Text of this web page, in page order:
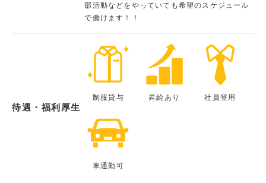
部活動などをやっていても希望のスケジュール
で働けます！！
待遇・福利厚生
制服貸与 昇給あり 社員登用
車通勤可